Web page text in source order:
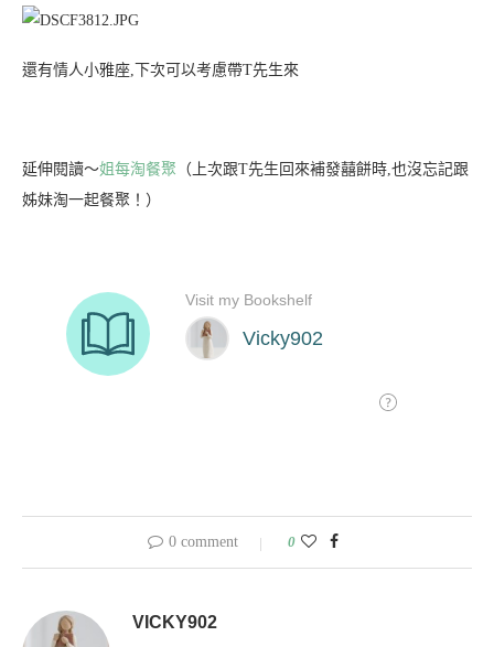
還有情人小雅座,下次可以考慮帶T先生來
延伸閱讀～姐每淘餐聚 （上次跟T先生回來補發囍餅時,也沒忘記跟
姊妹淘一起餐聚！）
0 comment 0
VICKY902